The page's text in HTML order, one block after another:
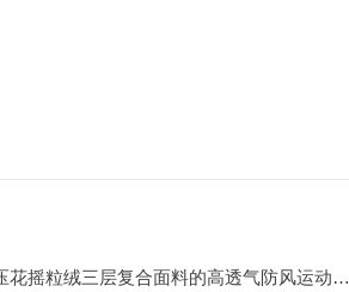
花摇粒绒三层复合面料的高透气防风运动服